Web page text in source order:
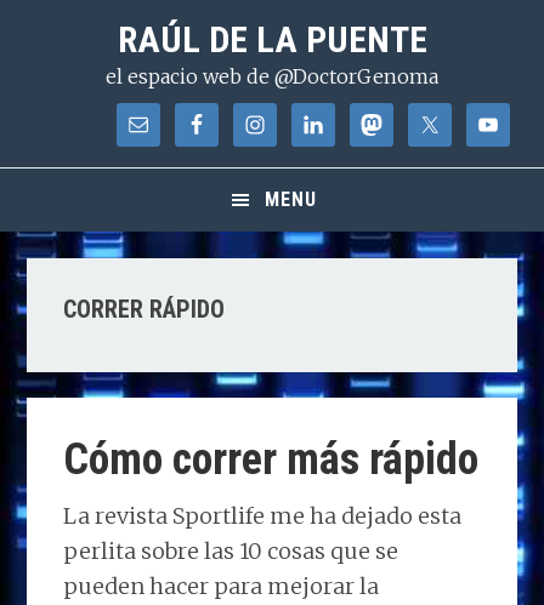
contenido
RAÚL DE LA PUENTE
el espacio web de @DoctorGenoma
MENU
CORRER RÁPIDO
Cómo correr más rápido
La revista Sportlife me ha dejado esta
perlita sobre las 10 cosas que se
pueden hacer para mejorar la